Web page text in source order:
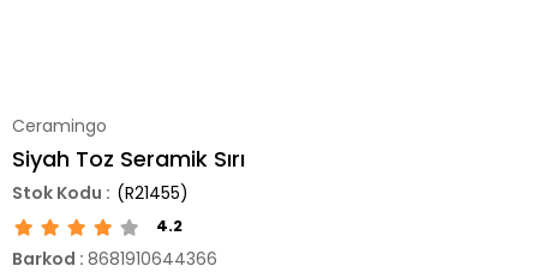
Ceramingo
Siyah Toz Seramik Sırı
(R21455)
4.2
Barkod : 8681910644366